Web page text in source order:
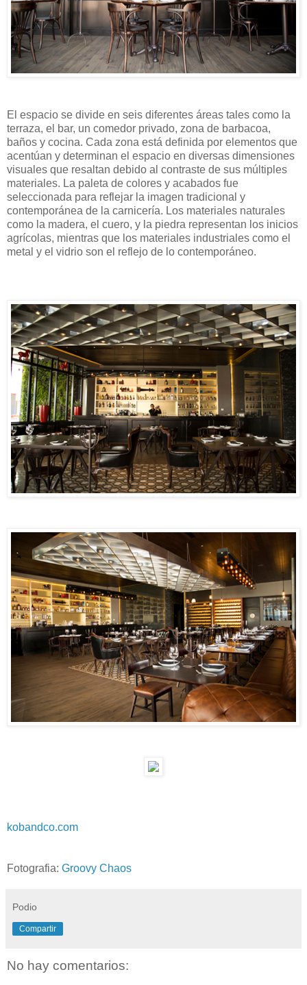
El espacio se divide en seis diferentes áreas tales como la
terraza, el bar, un comedor privado, zona de barbacoa,
baños y cocina. Cada zona está definida por elementos que
acentúan y determinan el espacio en diversas dimensiones
visuales que resaltan debido al contraste de sus múltiples
materiales. La paleta de colores y acabados fue
seleccionada para reflejar la imagen tradicional y
contemporánea de la carnicería. Los materiales naturales
como la madera, el cuero, y la piedra representan los inicios
agrícolas, mientras que los materiales industriales como el
metal y el vidrio son el reflejo de lo contemporáneo.
kobandco.com
Fotografia: Groovy Chaos
Podio
Compartir
No hay comentarios: